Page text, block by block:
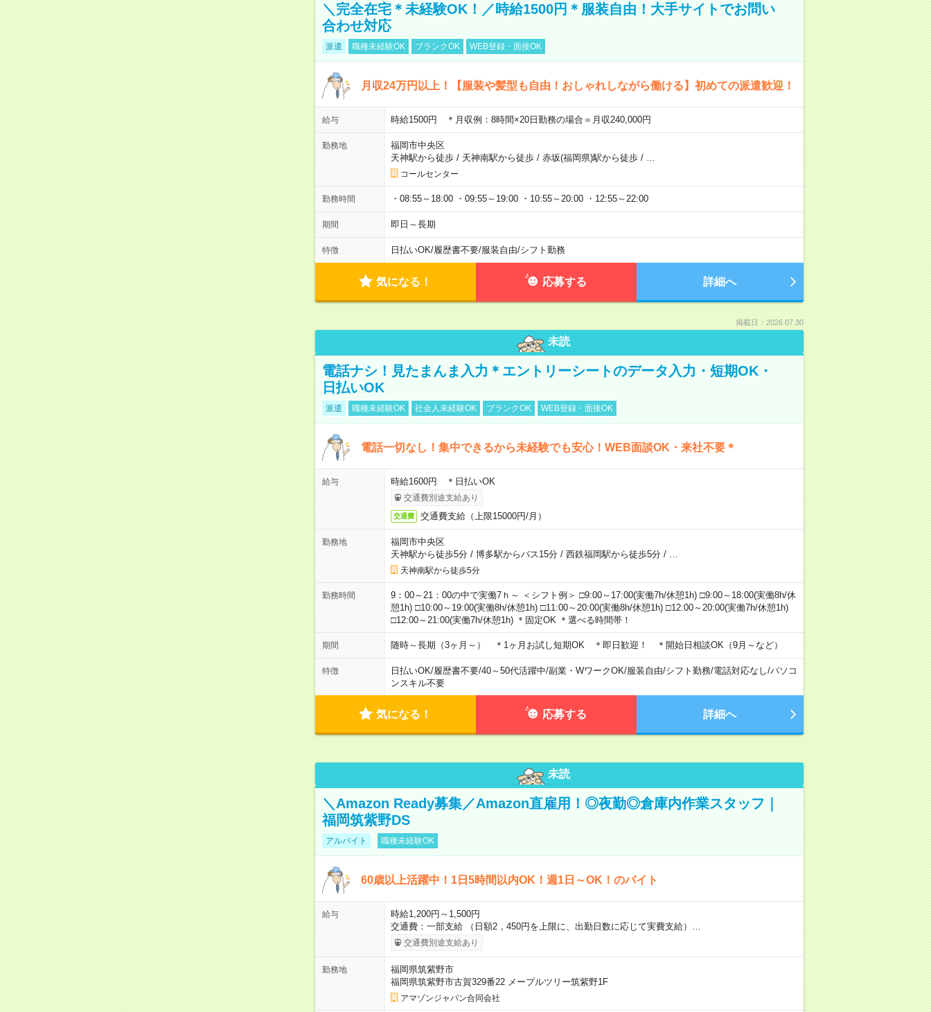
＼完全在宅＊未経験OK！／時給1500円＊服装自由！大手サイトでお問い
合わせ対応
派遣 職種未経験OK ブランクOK WEB登録・面接OK
月収24万円以上！【服装や髪型も自由！おしゃれしながら働ける】初めての派遣歓迎！
給与 時給1500円 ＊月収例：8時間×20日勤務の場合＝月収240,000円
勤務地
福岡市中央区
天神駅から徒歩/ 天神南駅から徒歩/ 赤坂(福岡県)駅から徒歩/
コールセンター
勤務時間 ・08:55～18:00 ・09:55～19:00 ・10:55～20:00 ・12:55～22:00
期間 即日～長期
特徴 日払いOK/履歴書不要/服装自由/シフト勤務
気になる！ 応募する 詳細へ
掲載日：2026.07.30
未読
電話ナシ！見たまんま入力＊エントリーシートのデータ入力・短期OK・
日払いOK
派遣 職種未経験OK 社会人未経験OK ブランクOK WEB登録・面接OK
電話一切なし！集中できるから未経験でも安心！WEB面談OK・来社不要＊
給与 時給1600円 ＊日払いOK
交通費別途支給あり
交通費 交通費支給（上限15000円/月）
勤務地
福岡市中央区
天神駅から徒歩5分/ 博多駅からバス15分/ 西鉄福岡駅から徒歩5分/
天神南駅から徒歩5分
勤務時間
9：00～21：00の中で実働7ｈ～ ＜シフト例＞ □9:00～17:00(実働7h/休憩1h) □9:00～18:00(実働8h/休
憩1h) □10:00～19:00(実働8h/休憩1h) □11:00～20:00(実働8h/休憩1h) □12:00～20:00(実働7h/休憩1h)
□12:00～21:00(実働7h/休憩1h) ＊固定OK ＊選べる時間帯！
期間 随時～長期（3ヶ月～） ＊1ヶ月お試し短期OK ＊即日歓迎！ ＊開始日相談OK（9月～など）
特徴 日払いOK/履歴書不要/40～50代活躍中/副業・WワークOK/服装自由/シフト勤務/電話対応なし/パソコ
ンスキル不要
気になる！ 応募する 詳細へ
未読
＼Amazon Ready募集／Amazon直雇用！◎夜勤◎倉庫内作業スタッフ｜
福岡筑紫野DS
アルバイト 職種未経験OK
60歳以上活躍中！1日5時間以内OK！週1日～OK！のバイト
給与
時給1,200円～1,500円
交通費：一部支給 （日額2，450円を上限に、出勤日数に応じて実費支給）…
交通費別途支給あり
勤務地
福岡県筑紫野市
福岡県筑紫野市古賀329番22 メープルツリー筑紫野1F
アマゾンジャパン合同会社